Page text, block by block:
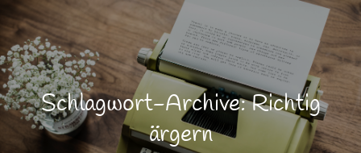
Schlagwort-Archive: Richtig
ärgern